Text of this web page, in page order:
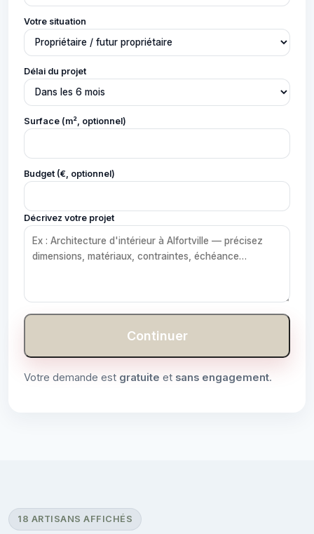
Votre situation
Délai du projet
Surface (m², optionnel)
Budget (€, optionnel)
Décrivez votre projet
Continuer
Votre demande est gratuite et sans engagement.
18 ARTISANS AFFICHÉS